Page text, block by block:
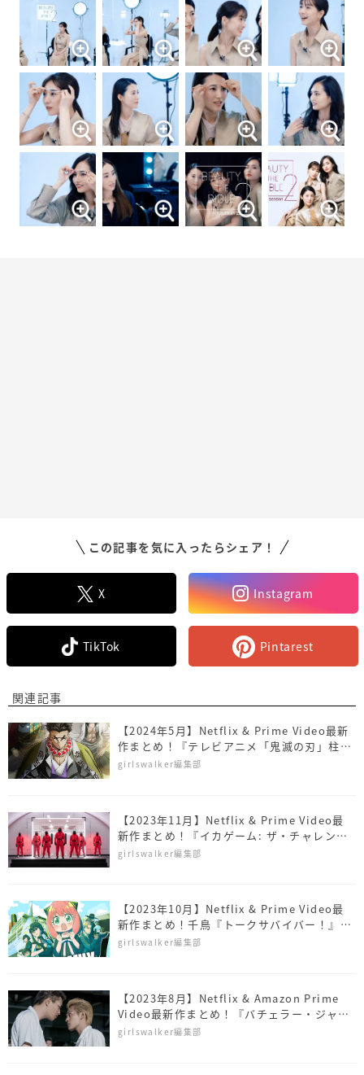
この記事を気に入ったらシェア！
X Instagram
TikTok Pintarest
関連記事
【2024年5月】Netflix & Prime Video最新
作まとめ！『テレビアニメ「鬼滅の刃」柱稽
古編』、映画『ゴジラ』シリーズなどが配信
girlswalker編集部
【2023年11月】Netflix & Prime Video最
新作まとめ！『イカゲーム: ザ・チャレン
ジ』『進撃の巨人 The Final Season Part
girlswalker編集部
【2023年10月】Netflix & Prime Video最
新作まとめ！千鳥『トークサバイバー！』シ
ーズン2、『SPY×FAMILY』Season 2など
girlswalker編集部
【2023年8月】Netflix & Amazon Prime
Video最新作まとめ！『バチェラー・ジャパ
ン』シーズン5や『東京リベンジャーズ』が
girlswalker編集部